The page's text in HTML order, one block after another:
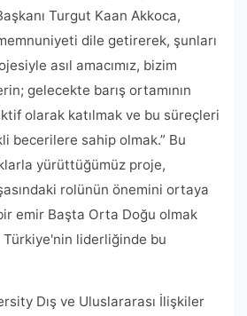
Turgut Kaan Akkoca,
dile getirerek, şunları
asıl amacımız, bizim
gelecekte barış ortamının
olarak katılmak ve bu süreçleri
becerilere sahip olmak.” Bu
yürüttüğümüz proje,
rolünün önemini ortaya
emir Başta Orta Doğu olmak
liderliğinde bu
Dış ve Uluslararası İlişkiler